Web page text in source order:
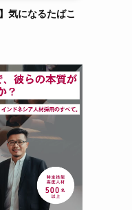
気になるたばこ